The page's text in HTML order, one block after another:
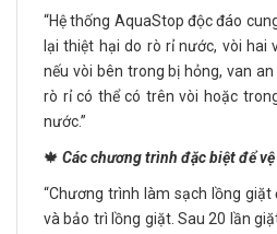
“Hệ thống AquaStop độc đáo
lại thiệt hại do rò rỉ nước, vòi hai
nếu vòi bên trong bị hỏng, van
rò rỉ có thể có trên vòi hoặc
nước.”
🍁 Các chương trình đặc biệt để
“Chương trình làm sạch lồng
và bảo trì lồng giặt. Sau 20 lần